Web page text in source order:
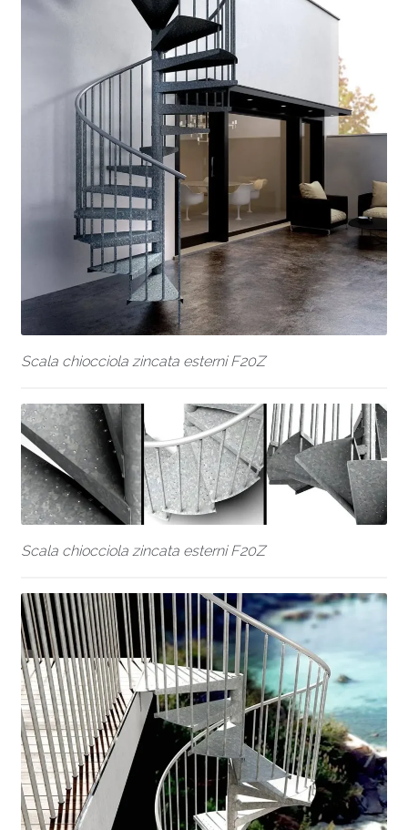
Scala chiocciola zincata esterni F20Z
Scala chiocciola zincata esterni F20Z